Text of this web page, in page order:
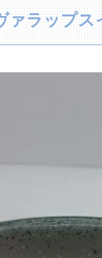
ァラップス